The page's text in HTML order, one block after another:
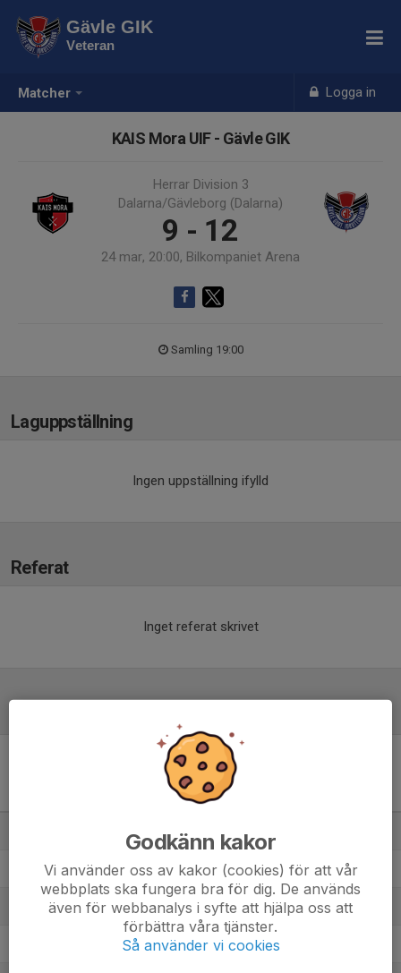
Matcher Logga in
Gävle GIK
Veteran
KAIS Mora UIF - Gävle GIK
Herrar Division 3
Dalarna/Gävleborg (Dalarna)
9 - 12
24 mar, 20:00, Bilkompaniet Arena
Samling 19:00
Laguppställning
Ingen uppställning ifylld
Referat
Inget referat skrivet
22
2. KAIS Mora UIF 22 76
3. Valbo AIF 22 60
22
Godkänn kakor
Vi använder oss av kakor (cookies) för att vår
webbplats ska fungera bra för dig. De används
även för webbanalys i syfte att hjälpa oss att
förbättra våra tjänster.
Så använder vi cookies